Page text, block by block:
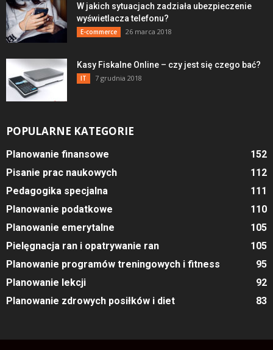
W jakich sytuacjach zadziała ubezpieczenie
wyświetlacza telefonu?
E-commerce 26 marca 2018
Kasy Fiskalne Online – czy jest się czego bać?
IT 7 grudnia 2018
POPULARNE KATEGORIE
Planowanie finansowe
152
Pisanie prac naukowych
112
Pedagogika specjalna
111
Planowanie podatkowe
110
Planowanie emerytalne
105
Pielęgnacja ran i opatrywanie ran
105
Planowanie programów treningowych i fitness
95
Planowanie lekcji
92
Planowanie zdrowych posiłków i diet
83